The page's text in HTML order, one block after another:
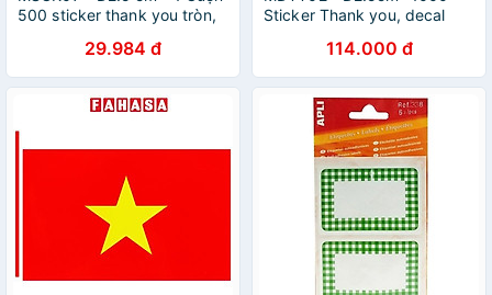
500 sticker thank you tròn,
dán cảm ơn29.984 đ
Sticker Thank you, decal
carton, tem cám ơn, nhãn
dán cảm ơn trang trí gói
hàng
114.000 đ